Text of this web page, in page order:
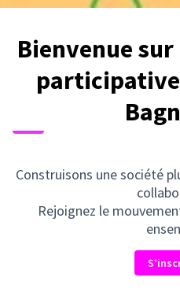
Bienvenue
Construisons une société
Rejoignez le